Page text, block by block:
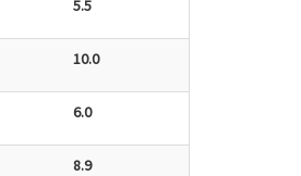
5.5
10.0
6.0
8.9